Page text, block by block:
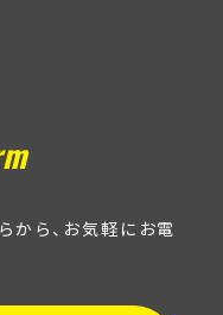
から、お気軽にお電